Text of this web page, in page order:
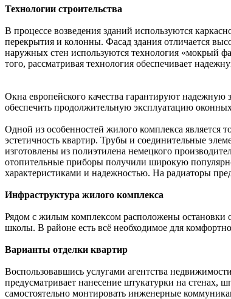
Технологии строительства
В процессе возведения зданий используются
перекрытия и колонны. Фасад здания отличается
наружных стен используются технология «мокрый
того, рассматривая технология обеспечивает
Окна европейского качества гарантируют
обеспечить продолжительную эксплуатацию
Одной из особенностей жилого комплекса является
эстетичность квартир. Трубы и соединительные
изготовлены из полиэтилена немецкого
отопительные приборы получили широкую
характеристиками и надежностью. На радиаторы
Инфраструктура жилого комплекса
Рядом с жилым комплексом расположены остановки
школы. В районе есть всё необходимое для
Варианты отделки квартир
Воспользовавшись услугами агентства
предусматривает нанесение штукатурки на стенах,
самостоятельно монтировать инженерные